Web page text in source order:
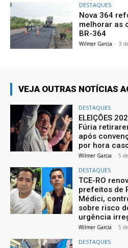
DESTAQUES
Nova 364
melhorar as
BR-364
Wilmer Garcia - 3
VEJA OUTRAS NOTÍCIAS
DESTAQUES
ELEIÇÕES
Fúria
após
por hora
Wilmer Garcia - 5
DESTAQUES
TCE-RO
prefeitos de
Médici,
sobre risco
urgência
Wilmer Garcia - 5
DESTAQUES